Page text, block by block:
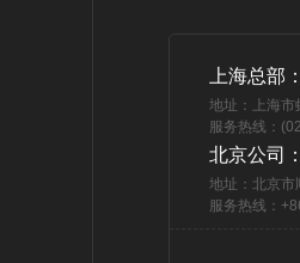
上海总部
地址：上海
服务热线：
北京公司
地址：北京市
服务热线：